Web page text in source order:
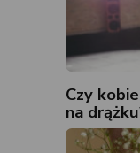
Czy
na